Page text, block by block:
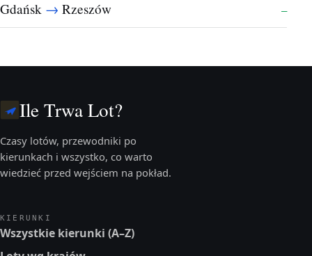
Gdańsk → Rzeszów —
Ile Trwa Lot?
Czasy lotów, przewodniki po
kierunkach i wszystko, co warto
wiedzieć przed wejściem na pokład.
KIERUNKI
Wszystkie kierunki (A–Z)